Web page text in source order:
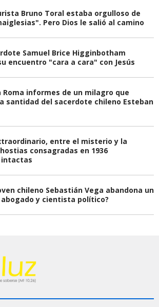
Bruno Toral estaba orgulloso de
Pero Dios le salió al camino
Samuel Brice Higginbotham
encuentro "cara a cara" con Jesús
Roma informes de un milagro que
santidad del sacerdote chileno Esteban
entre el misterio y la
consagradas en 1936
intactas
chileno Sebastián Vega abandona un
y cientista político?